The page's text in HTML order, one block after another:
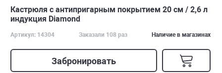
Кастрюля с антипригарным покрытием 20 см / 2,6 л
индукция Diamond
Артикул: 14304 Заказали 108 раз Наличие в магазинах
Забронировать